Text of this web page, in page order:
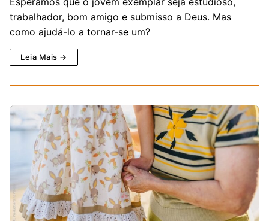
trabalhador, bom amigo e submisso a Deus. Mas
como ajudá-lo a tornar-se um?
Leia Mais →